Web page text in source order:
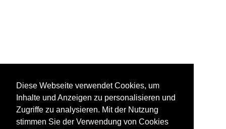
Diese Webseite verwendet Cookies, um
Inhalte und Anzeigen zu personalisieren und
Zugriffe zu analysieren. Mit der Nutzung
stimmen Sie der Verwendung von Cookies